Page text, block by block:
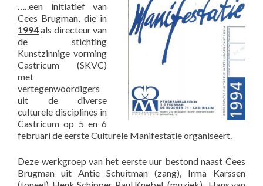
…..een initiatief van
Cees Brugman, die in
1994als directeur van
de stichting
Kunstzinnige vorming
Castricum (SKVC)
met
vertegenwoordigers
uit de diverse
culturele disciplines in
Castricum op 5 en 6
februari de eerste Culturele Manifestatie organiseert.
Deze werkgroep van het eerste uur bestond naast Cees
Brugman uit Antie Schuitman (zang), Irma Karssen